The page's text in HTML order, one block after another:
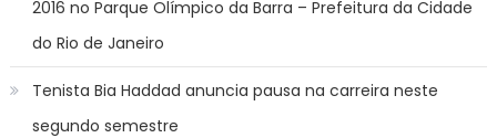
2016 no Parque Olímpico da Barra – Prefeitura da Cidade
do Rio de Janeiro
Tenista Bia Haddad anuncia pausa na carreira neste
segundo semestre